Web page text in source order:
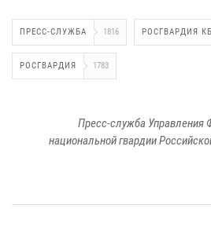
ПРЕСС-СЛУЖБА 1816 РОСГВАРДИЯ
РОСГВАРДИЯ 1783
Пресс-служба Управления
национальной гвардии